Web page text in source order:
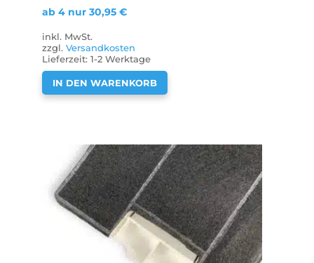
ab 4 nur 30,95 €
inkl. MwSt.
zzgl. Versandkosten
Lieferzeit: 1-2 Werktage
IN DEN WARENKORB